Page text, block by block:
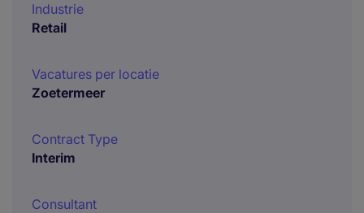
Industrie
Retail
Vacatures per locatie
Zoetermeer
Contract Type
Interim
Consultant